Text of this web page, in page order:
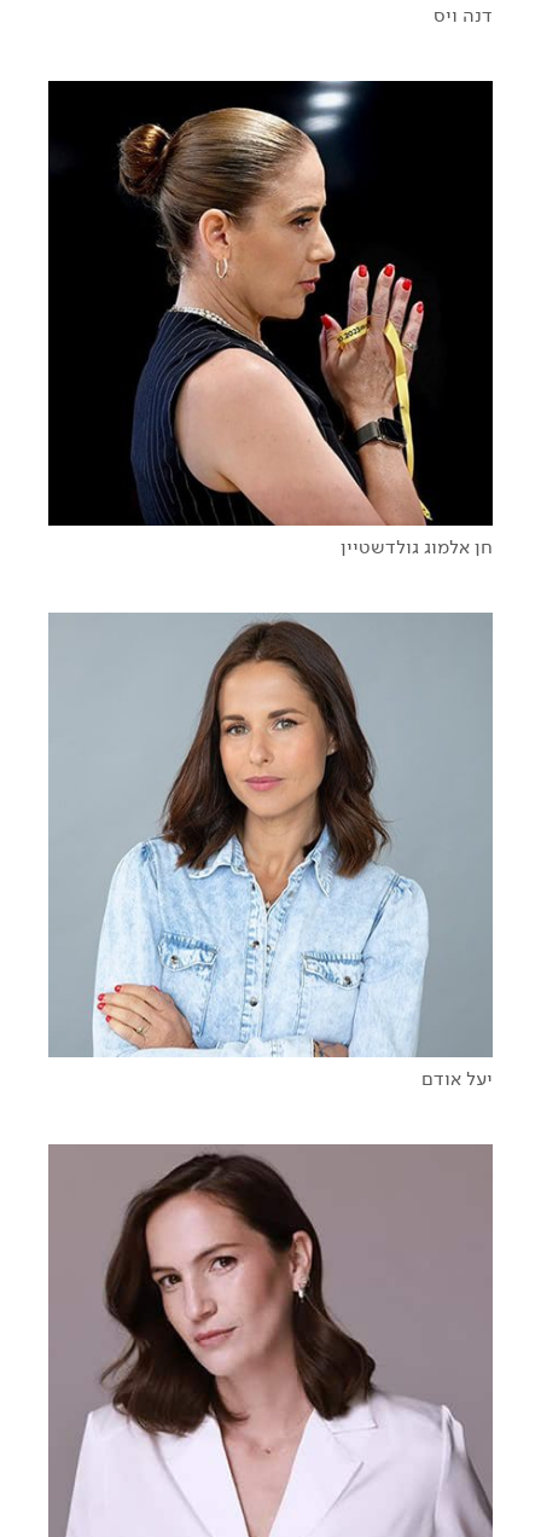
דנה ויס
לצד הכאב והשכול הקשים מנשוא, נבנים חיים חדשים
חן אלמוג גולדשטיין
אלמנט ההשפעה: על הכח לשנות ולהשאיר חותם
גיבורים בעל כורחם - על כוחה של הרוח הישראלית
יעל אודם